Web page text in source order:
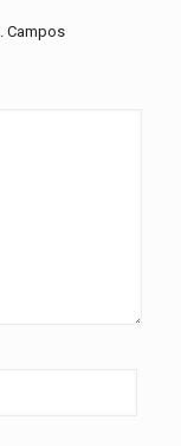
Campos